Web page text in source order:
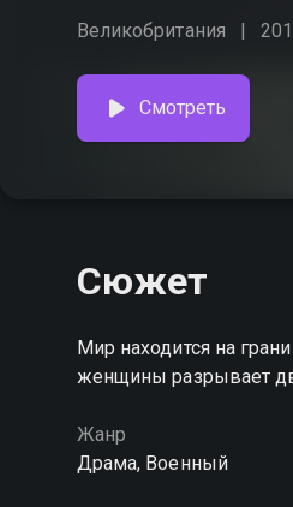
Великобритания
Смотреть
Сюжет
Мир находится на
женщины разрывает
Жанр
Драма, Военный